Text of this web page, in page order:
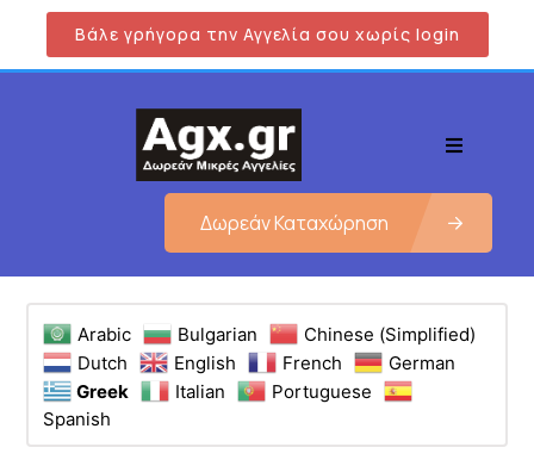
Βάλε γρήγορα την Αγγελία σου χωρίς login
Δωρεάν Καταχώρηση
Arabic Bulgarian
Chinese (Simplified)
Dutch
English French
German
Greek
Italian
Portuguese
Spanish